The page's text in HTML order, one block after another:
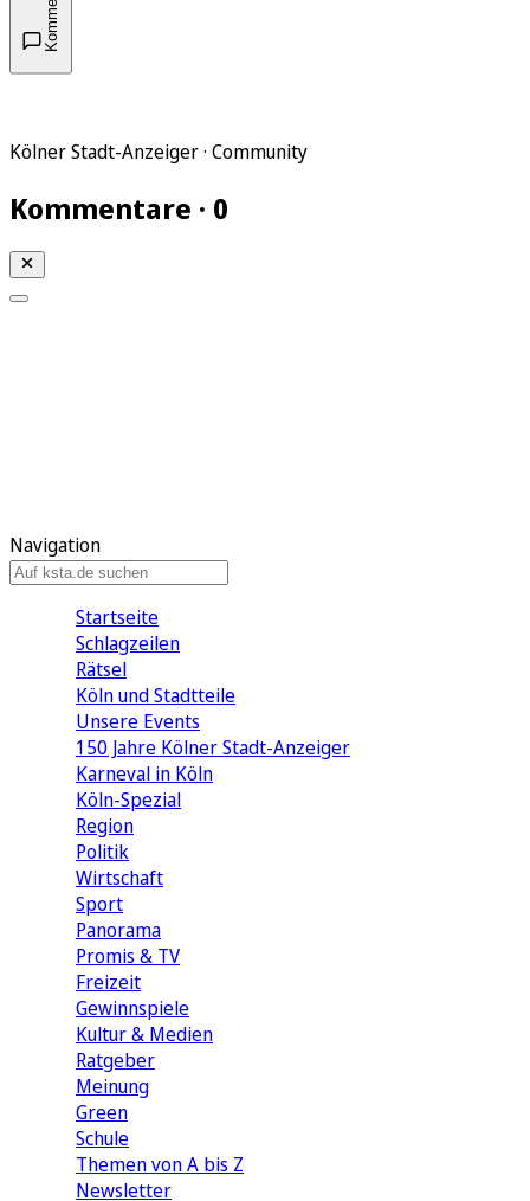
Kölner Stadt-Anzeiger · Community
Kommentare · 0
Navigation
Startseite
Schlagzeilen
Rätsel
Köln und Stadtteile
Unsere Events
150 Jahre Kölner Stadt-Anzeiger
Karneval in Köln
Köln-Spezial
Region
Politik
Wirtschaft
Sport
Panorama
Promis & TV
Freizeit
Gewinnspiele
Kultur & Medien
Ratgeber
Meinung
Green
Schule
Themen von A bis Z
Newsletter